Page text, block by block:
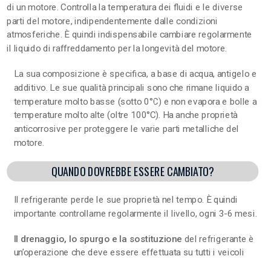
di un motore. Controlla la temperatura dei fluidi e le diverse
parti del motore, indipendentemente dalle condizioni
atmosferiche. È quindi indispensabile cambiare regolarmente
il liquido di raffreddamento per la longevità del motore.
La sua composizione è specifica, a base di acqua, antigelo e
additivo. Le sue qualità principali sono che rimane liquido a
temperature molto basse (sotto 0°C) e non evapora e bolle a
temperature molto alte (oltre 100°C). Ha anche proprietà
anticorrosive per proteggere le varie parti metalliche del
motore.
QUANDO DOVREBBE ESSERE CAMBIATO?
Il refrigerante perde le sue proprietà nel tempo. È quindi
importante controllarne regolarmente il livello, ogni 3-6 mesi.
Il drenaggio, lo spurgo e la sostituzione del refrigerante è
un’operazione che deve essere effettuata su tutti i veicoli